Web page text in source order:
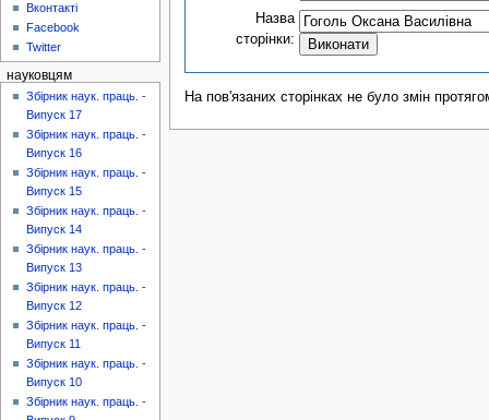
Назва
сторінки:
На пов'язаних сторінках не було змін
Вконтакті
Facebook
Twitter
науковцям
Збірник наук. праць. -
Випуск 17
Збірник наук. праць. -
Випуск 16
Збірник наук. праць. -
Випуск 15
Збірник наук. праць. -
Випуск 14
Збірник наук. праць. -
Випуск 13
Збірник наук. праць. -
Випуск 12
Збірник наук. праць. -
Випуск 11
Збірник наук. праць. -
Випуск 10
Збірник наук. праць. -